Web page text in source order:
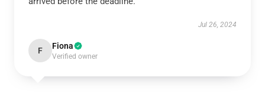
Jul 26, 2024
F Fiona
Verified owner